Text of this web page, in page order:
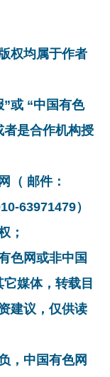
权均属于作者
或 “中国有色
者是合作机构授
（ 邮件：
63971479）
；
色网或非中国
媒体，转载目
建议，仅供读
，中国有色网